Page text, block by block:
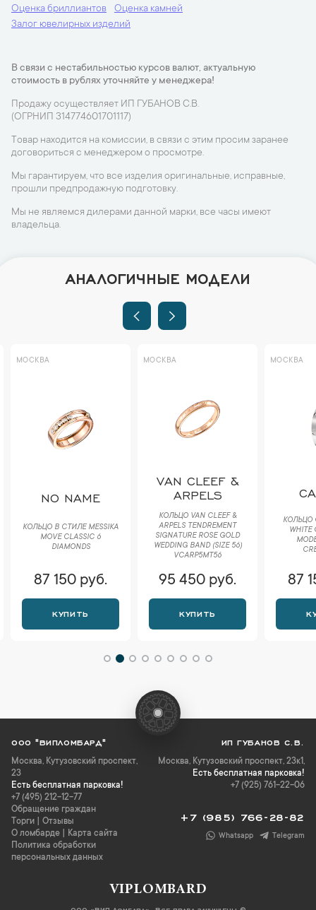
Оценка бриллиантов
Оценка камней
Залог ювелирных изделий
В связи с нестабильностью курсов валют, актуальную
стоимость в рублях уточняйте у менеджера!
Продажу осуществляет ИП ГУБАНОВ С.В.
(ОГРНИП 314774601701117)
Товар находится на комиссии, в связи с этим просим заранее
договориться с менеджером о просмотре.
Мы гарантируем, что все изделия оригинальные, исправные,
прошли предпродажную подготовку.
Мы не являемся дилерами данной марки, все часы имеют
владельца.
АНАЛОГИЧНЫЕ МОДЕЛИ
МОСКВА
NO NAME
КОЛЬЦО В СТИЛЕ MESSIKA
MOVE CLASSIC 6
DIAMONDS
87 150 руб.
КУПИТЬ
МОСКВА
VAN CLEEF &
ARPELS
КОЛЬЦО VAN CLEEF &
ARPELS TENDREMENT
SIGNATURE ROSE GOLD
WEDDING BAND (SIZE 56)
VCARP5MT56
95 450 руб.
КУПИТЬ
МОСКВА
КОЛЬЦО
WHITE
87
ООО "ВИПЛОМБАРД"
Москва, Кутузовский проспект,
23
Есть бесплатная парковка!
+7 (495) 212-12-77
Обращение граждан
Торги
Отзывы
О ломбарде
Карта сайта
Политика обработки
персональных данных
ИП ГУБАНОВ С.В.
Москва, Кутузовский проспект, 23к1,
Есть бесплатная парковка!
+7 (925) 761-22-06
+7 (985) 766-28-82
Whatsapp Telegram
VIPLOMBARD